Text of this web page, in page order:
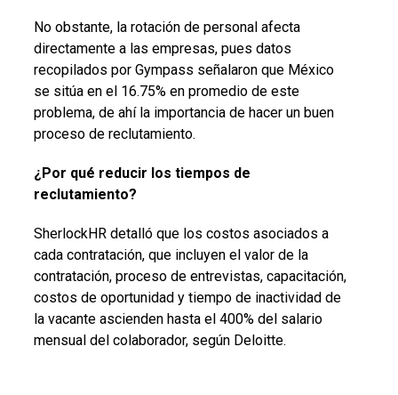
No obstante, la rotación de personal afecta
directamente a las empresas, pues datos
recopilados por Gympass señalaron que México
se sitúa en el 16.75% en promedio de este
problema, de ahí la importancia de hacer un buen
proceso de reclutamiento.
¿Por qué reducir los tiempos de
reclutamiento?
SherlockHR detalló que los costos asociados a
cada contratación, que incluyen el valor de la
contratación, proceso de entrevistas, capacitación,
costos de oportunidad y tiempo de inactividad de
la vacante ascienden hasta el 400% del salario
mensual del colaborador, según Deloitte.